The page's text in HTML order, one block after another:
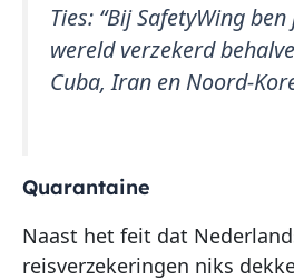
Ties: “Bij SafetyWing
wereld verzekerd
Cuba, Iran en Noord-
Quarantaine
Naast het feit dat
reisverzekeringen niks